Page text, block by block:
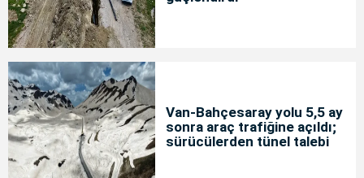
Van-Bahçesaray yolu 5,5 ay
sonra araç trafiğine açıldı;
sürücülerden tünel talebi